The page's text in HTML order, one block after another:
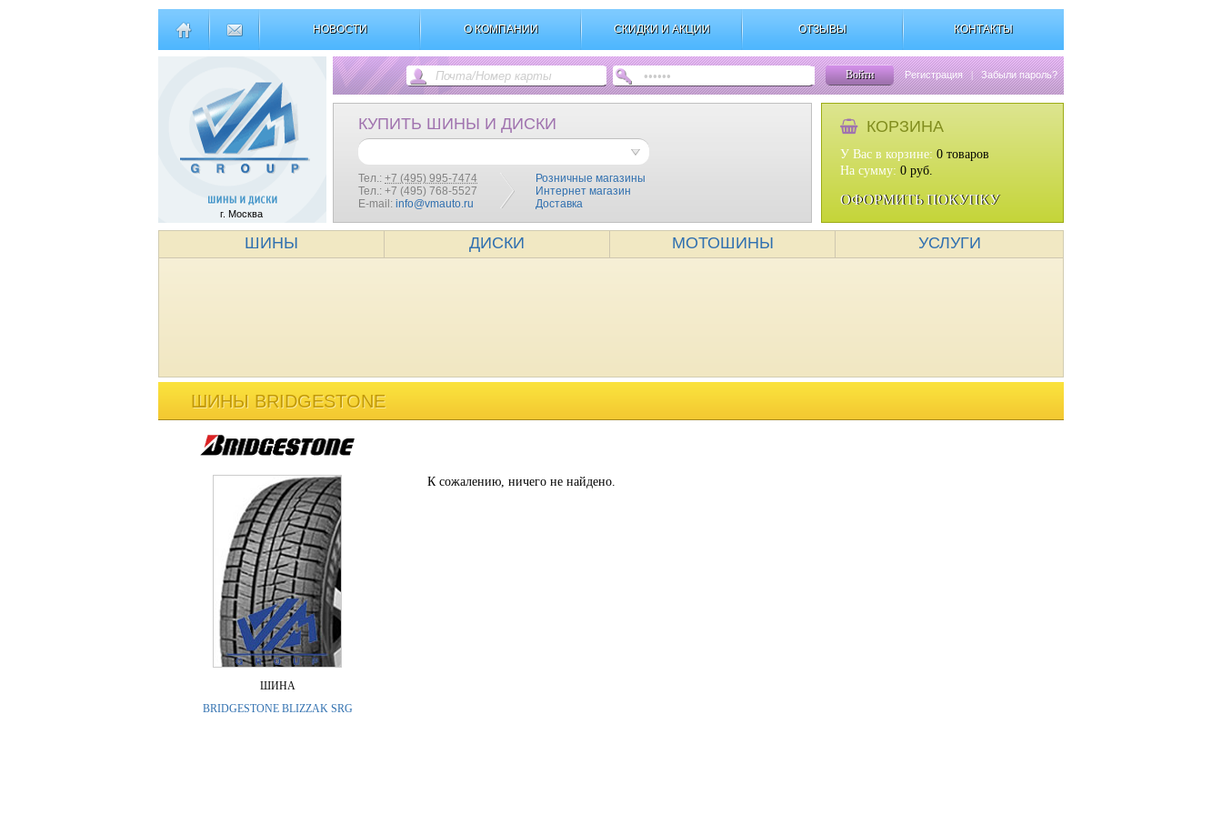
НОВОСТИ О КОМПАНИИ СКИДКИ И АКЦИИ ОТЗЫВЫ КОНТАКТЫ
г. Москва
Войти Регистрация | Забыли пароль?
КУПИТЬ ШИНЫ И ДИСКИ
Тел.: +7 (495) 995-7474
Тел.: +7 (495) 768-5527
E-mail: info@vmauto.ru
Розничные магазины
Интернет магазин
Доставка
КОРЗИНА
У Вас в корзине: 0 товаров
На сумму: 0 руб.
ОФОРМИТЬ ПОКУПКУ
ШИНЫ ДИСКИ МОТОШИНЫ УСЛУГИ
ШИНЫ BRIDGESTONE
ШИНА
BRIDGESTONE BLIZZAK SRG
К сожалению, ничего не найдено.